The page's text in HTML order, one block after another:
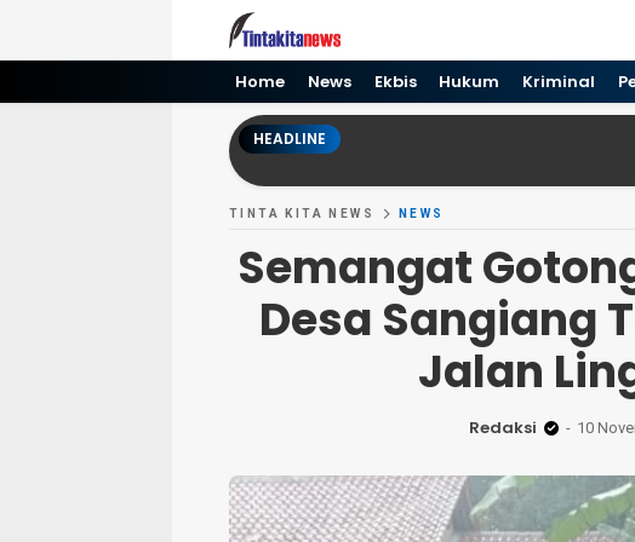
Tinta kita News
Informasi Terkini
Home News Ekbis Hukum Kriminal
HEADLINE
TINTA KITA NEWS NEWS
Semangat
Desa Sangiang
Jalan
Redaksi 10